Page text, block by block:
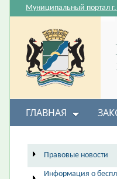
Муниципальный портал
ГЛАВНАЯ
Правовые новости
Информация о